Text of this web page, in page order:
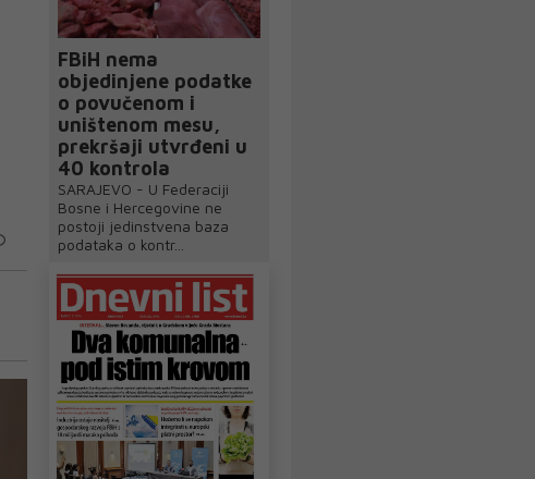
FBiH nema
objedinjene podatke
o povučenom i
uništenom mesu,
prekršaji utvrđeni u
40 kontrola
SARAJEVO - U Federaciji
Bosne i Hercegovine ne
postoji jedinstvena baza
podataka o kontr...